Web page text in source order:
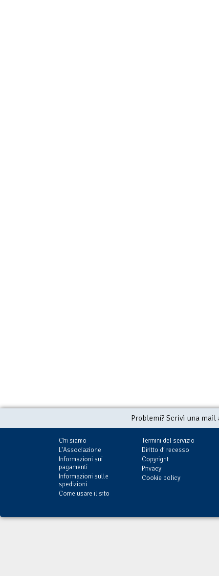
Problemi? Scrivi una
Chi siamo
L'Associazione
Informazioni sui
pagamenti
Informazioni sulle
spedizioni
Come usare il sito
Termini del servizio
Diritto di recesso
Copyright
Privacy
Cookie policy